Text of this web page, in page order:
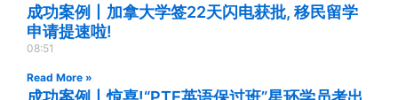
成功案例丨加拿大学签22天闪电获批, 移民留学
申请提速啦!
08:51
Read More »